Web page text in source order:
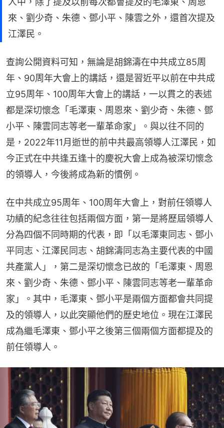
來、劉少奇、朱德、鄧小平、陳雲之外，還首次提及
江澤民。
查詢公開資料可知，無論是胡錦濤在中共成立85周
年、90周年大會上的講話，還是習近平以前在中共成
立95周年、100周年大會上的講話，一以貫之的表述
都是深切懷念「毛澤東、周恩來、劉少奇、朱德、鄧
小平、陳雲同志等老一輩革命家」。與以往不同的
是，2022年11月逝世的前中共最高領導人江澤民，如
今正式在中共逢五逢十的慶祝大會上成為被深切懷念
的領導人，今後將成為新的慣例。
在中共成立95周年、100周年大會上，對前任領導人
功績的紀念往往包括兩個方面，第一是將歷屆領導人
分為四個不同時期的代表，即「以毛澤東同志、鄧小
平同志、江澤民同志、胡錦濤同志為主要代表的中國
共產黨人」，第二是深切懷念已故的「毛澤東、周恩
來、劉少奇、朱德、鄧小平、陳雲同志等老一輩革命
家」。其中，毛澤東、鄧小平是兩個方面都會共同提
及的領導人，以此突顯他們的歷史地位。現在江澤民
成為繼毛澤東、鄧小平之後第三個兩個方面都提及的
前任領導人。